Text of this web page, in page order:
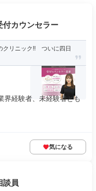
カウンセラー
クリニック!! ついに四日
界経験者、未経験者とも
気になる
談員